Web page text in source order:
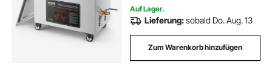
Auf Lager.
Lieferung:sobald Do. Aug. 13
Zum Warenkorb hinzufügen